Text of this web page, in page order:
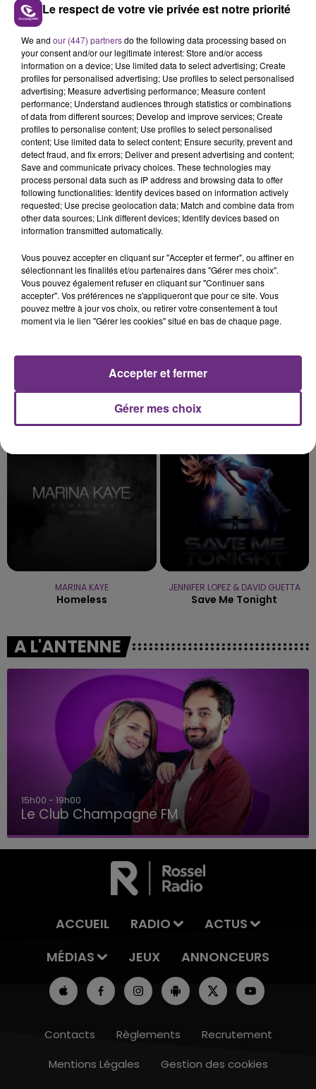
6 août 2026
SI TOUT LE MONDE FAIT ÇA, MOI L'ANNÉE
PROCHAINE JE VENDANGE EN...
La vendange en Champagne a débuté ce jeudi 6
août dans la commune de Montgueux (Aube). Du
jamais vu !
6 août 2026
L'INSPECTION DU TRAVAIL RAPPELLE À
Alors que les dates de début des vendange 2026
s'est avéré être plus précoce que prévu,
les conditions de...
TITRES DIFFUSÉS
MARINA KAYE
Homeless
JENNIFER LOPEZ & DAVID GUETTA
Save Me Tonight
A L'ANTENNE
15h00 - 19h00
Le Club Champagne FM
ACCUEIL RADIO
ACTUS
MÉDIAS
JEUX ANNONCEURS
Contacts Règlements
Recrutement
Mentions Légales
Gestion des cookies
Le respect de votre vie privée est notre priorité
We and our (447) partnersdo the following data processing based on
your consent and/or our legitimate interest: Store and/or access
information on a device; Use limited data to select advertising; Create
profiles for personalised advertising; Use profiles to select personalised
advertising; Measure advertising performance; Measure content
performance; Understand audiences through statistics or combinations
of data from different sources; Develop and improve services; Create
profiles to personalise content; Use profiles to select personalised
content; Use limited data to select content; Ensure security, prevent and
detect fraud, and fix errors; Deliver and present advertising and content;
Save and communicate privacy choices. These technologies may
process personal data such as IP address and browsing data to offer
following functionalities: Identify devices based on information actively
requested; Use precise geolocation data; Match and combine data from
other data sources; Link different devices; Identify devices based on
information transmitted automatically.
Vous pouvez accepter en cliquant sur "Accepter et fermer", ou affiner en
sélectionnant les finalités et/ou partenaires dans "Gérer mes choix".
Vous pouvez également refuser en cliquant sur "Continuer sans
accepter". Vos préférences ne s'appliqueront que pour ce site. Vous
pouvez mettre à jour vos choix, ou retirer votre consentement à tout
moment via le lien "Gérer les cookies" situé en bas de chaque page.
Gérer mes choix
Accepter et fermer